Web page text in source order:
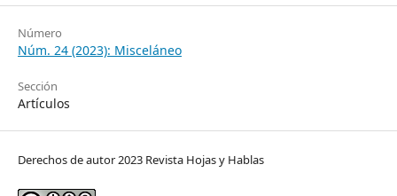
Número
Núm. 24 (2023): Misceláneo
Sección
Artículos
Derechos de autor 2023 Revista Hojas y Hablas